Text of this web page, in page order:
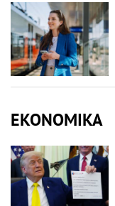
EKONOMIKA